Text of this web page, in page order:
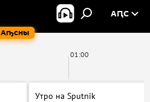
Аҧсны
АԤС
01:00
Утро на Sputnik